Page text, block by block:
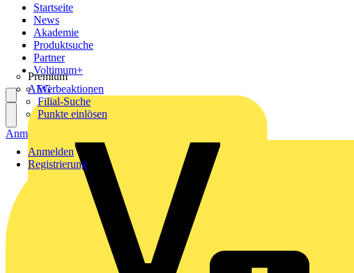
Startseite
News
Akademie
Produktsuche
Partner
Premium
AEG
Voltimum+
Werbeaktionen
Filial-Suche
Punkte einlösen
Anmelden
Registrierung
Anmelden